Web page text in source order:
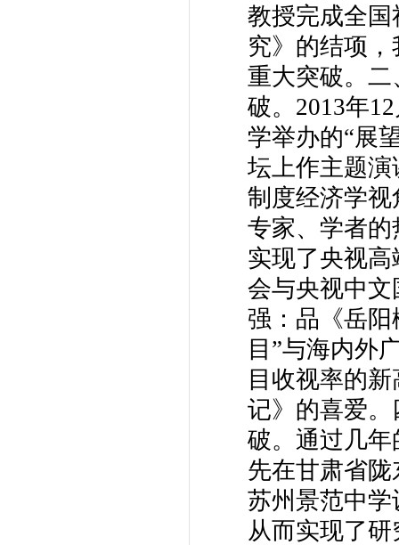
教授完成全
究》的结项
重大突破。
破。2013年
学举办的“展
坛上作主题
制度经济学
专家、学者
实现了央视
会与央视中
强：品《岳
目”与海内外
目收视率的
记》的喜爱
破。通过几
先在甘肃省
苏州景范中
从而实现了